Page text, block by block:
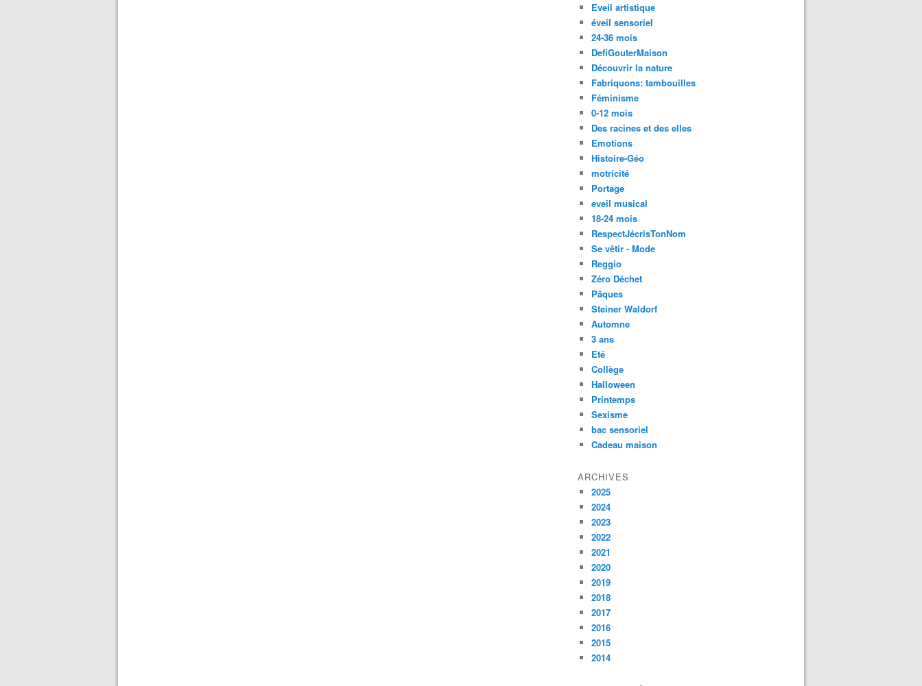
Eveil artistique
éveil sensoriel
24-36 mois
DefiGouterMaison
Découvrir la nature
Fabriquons: tambouilles
Féminisme
0-12 mois
Des racines et des elles
Emotions
Histoire-Géo
motricité
Portage
eveil musical
18-24 mois
RespectJécrisTonNom
Se vêtir - Mode
Reggio
Zéro Déchet
Pâques
Steiner Waldorf
Automne
3 ans
Eté
Collège
Halloween
Printemps
Sexisme
bac sensoriel
Cadeau maison
ARCHIVES
2025
2024
2023
2022
2021
2020
2019
2018
2017
2016
2015
2014